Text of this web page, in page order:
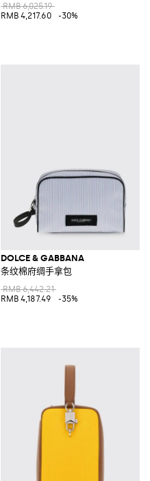
RMB 6,025.19
RMB 4,217.60
-30%
DOLCE & GABBANA
条纹棉府绸手拿包
RMB 6,442.21
RMB 4,187.49
-35%